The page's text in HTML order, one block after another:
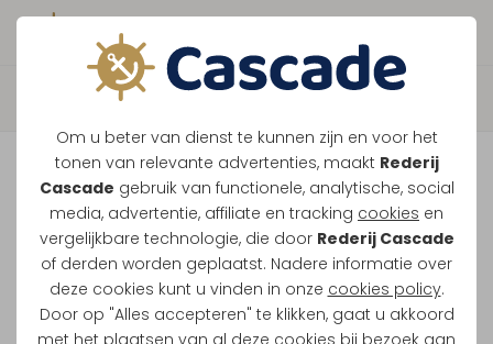
Om u beter van dienst te kunnen zijn en voor het
tonen van relevante advertenties, maakt Rederij
Cascade gebruik van functionele, analytische, social
media, advertentie, affiliate en tracking cookies en
vergelijkbare technologie, die door Rederij Cascade
of derden worden geplaatst. Nadere informatie over
deze cookies kunt u vinden in onze cookies policy.
Door op "Alles accepteren" te klikken, gaat u akkoord
met het plaatsen van al deze cookies bij bezoek aan
Boek direct je vaart
Vaar je mee over de
Maasplassen?
Ondanks de lage waterstanden gaan
onze vaarten gewoon door.
Bekijk onze rondvaarten